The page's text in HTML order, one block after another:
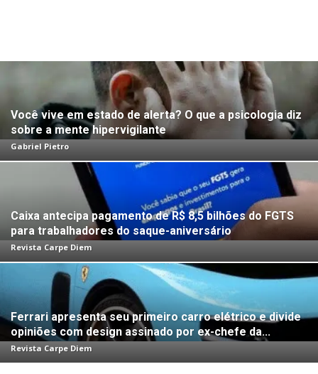
Você vive em estado de alerta? O que a psicologia diz
sobre a mente hipervigilante
Gabriel Pietro
Caixa antecipa pagamento de R$ 8,5 bilhões do FGTS
para trabalhadores do saque-aniversário
Revista Carpe Diem
Ferrari apresenta seu primeiro carro elétrico e divide
opiniões com design assinado por ex-chefe da...
Revista Carpe Diem